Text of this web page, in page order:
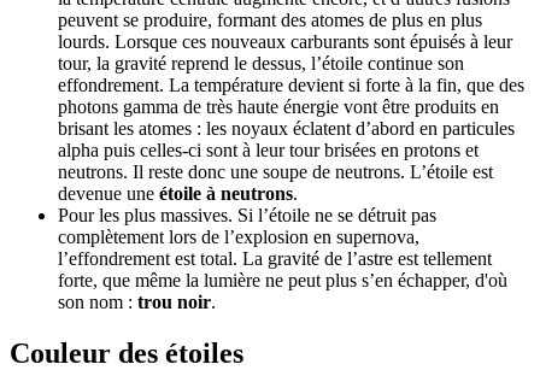
peuvent se produire, formant des atomes de plus en plus
lourds. Lorsque ces nouveaux carburants sont épuisés à leur
tour, la gravité reprend le dessus, l’étoile continue son
effondrement. La température devient si forte à la fin, que des
photons gamma de très haute énergie vont être produits en
brisant les atomes : les noyaux éclatent d’abord en particules
alpha puis celles-ci sont à leur tour brisées en protons et
neutrons. Il reste donc une soupe de neutrons. L’étoile est
devenue une étoile à neutrons.
Pour les plus massives. Si l’étoile ne se détruit pas
complètement lors de l’explosion en supernova,
l’effondrement est total. La gravité de l’astre est tellement
forte, que même la lumière ne peut plus s’en échapper, d'où
son nom : trou noir.
Couleur des étoiles